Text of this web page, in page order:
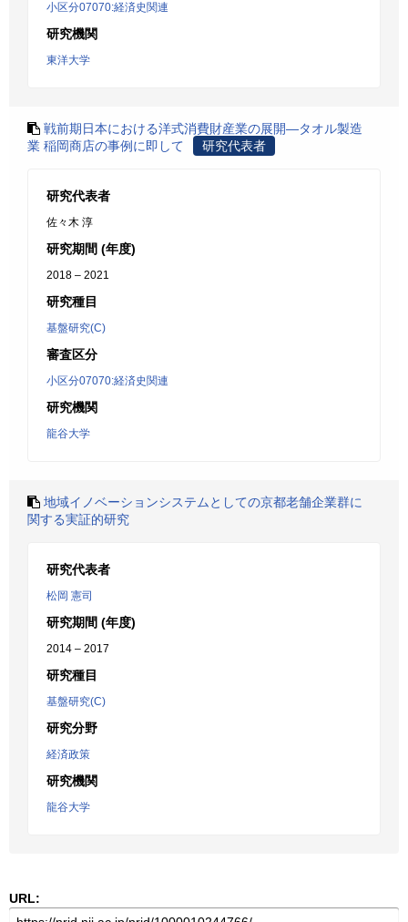
小区分07070:経済史関連
研究機関
東洋大学
戦前期日本における洋式消費財産業の展開―タオル製造
業 稲岡商店の事例に即して
研究代表者
研究代表者
佐々木 淳
研究期間 (年度)
2018 – 2021
研究種目
基盤研究(C)
審査区分
小区分07070:経済史関連
研究機関
龍谷大学
地域イノベーションシステムとしての京都老舗企業群に
関する実証的研究
研究代表者
松岡 憲司
研究期間 (年度)
2014 – 2017
研究種目
基盤研究(C)
研究分野
経済政策
研究機関
龍谷大学
URL: